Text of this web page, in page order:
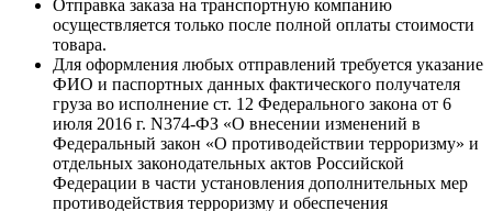
Отправка заказа на транспортную компанию
осуществляется только после полной оплаты стоимости
товара.
Для оформления любых отправлений требуется указание
ФИО и паспортных данных фактического получателя
груза во исполнение ст. 12 Федерального закона от 6
июля 2016 г. N374-ФЗ «О внесении изменений в
Федеральный закон «О противодействии терроризму» и
отдельных законодательных актов Российской
Федерации в части установления дополнительных мер
противодействия терроризму и обеспечения